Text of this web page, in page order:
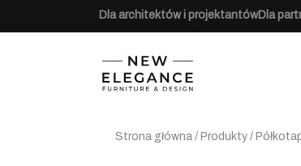
Dla architektów i projektantówDla
Strona główna / Produkty /